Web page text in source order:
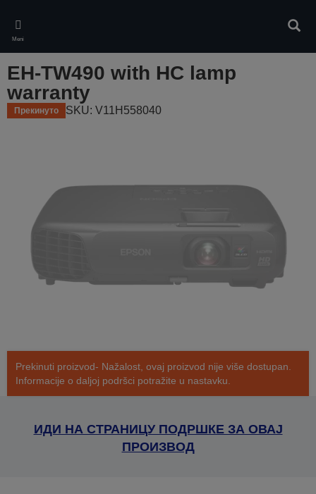
main
content
Meni
EH-TW490 with HC lamp
warranty
Прекинуто SKU: V11H558040
Prekinuti proizvod- Nažalost, ovaj proizvod nije više dostupan.
Informacije o daljoj podršci potražite u nastavku.
ИДИ НА СТРАНИЦУ ПОДРШКЕ ЗА ОВАЈ
ПРОИЗВОД